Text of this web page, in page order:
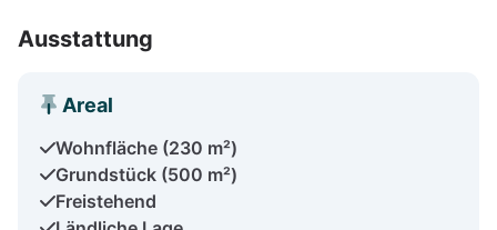
Ausstattung
Areal
Wohnfläche (230 m²)
Grundstück (500 m²)
Freistehend